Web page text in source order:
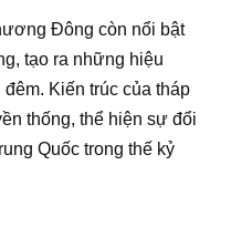
Đông còn nổi bật
tạo ra những hiệu
Kiến trúc của tháp
thống, thể hiện sự đổi
Quốc trong thế kỷ